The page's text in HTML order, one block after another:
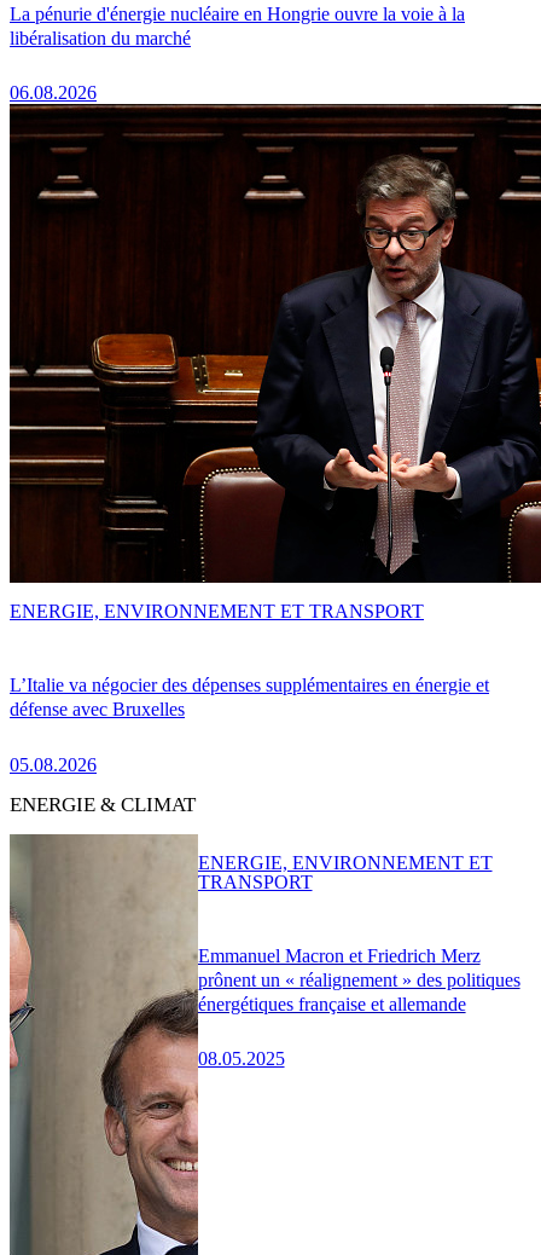
La pénurie d'énergie nucléaire en Hongrie ouvre la voie à la
libéralisation du marché
06.08.2026
L’Italie va négocier des dépenses supplémentaires en énergie et
défense avec Bruxelles
05.08.2026
ENERGIE, ENVIRONNEMENT ET TRANSPORT
ENERGIE & CLIMAT
Emmanuel Macron et Friedrich Merz
prônent un « réalignement » des politiques
énergétiques française et allemande
08.05.2025
ENERGIE, ENVIRONNEMENT ET
TRANSPORT